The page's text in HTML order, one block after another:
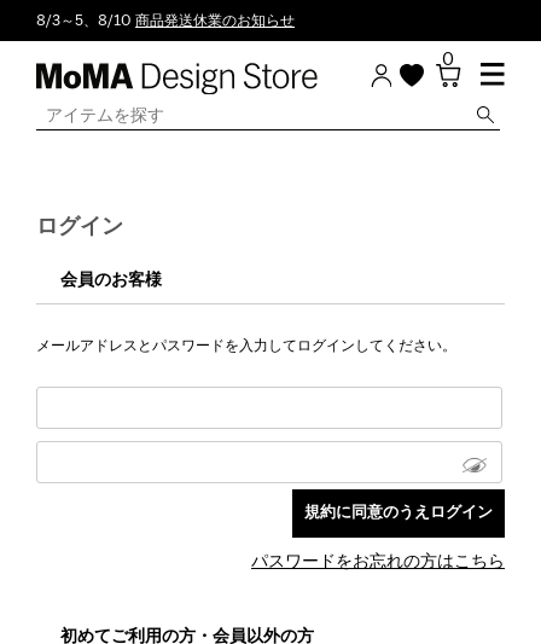
8/3～5、8/10 商品発送休業のお知らせ
0
ログイン
会員のお客様
メールアドレスとパスワードを入力してログインしてください。
パスワードをお忘れの方はこちら
初めてご利用の方・会員以外の方